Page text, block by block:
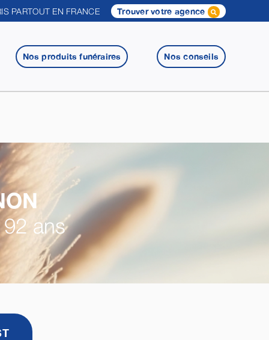
PARTOUT EN FRANCE Trouver votre agence
Nos produits funéraires Nos conseils
ans